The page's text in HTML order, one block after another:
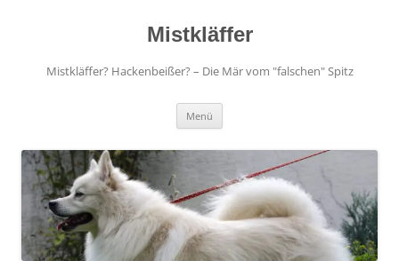
Mistkläffer
Mistkläffer? Hackenbeißer? – Die Mär vom "falschen" Spitz
Menü